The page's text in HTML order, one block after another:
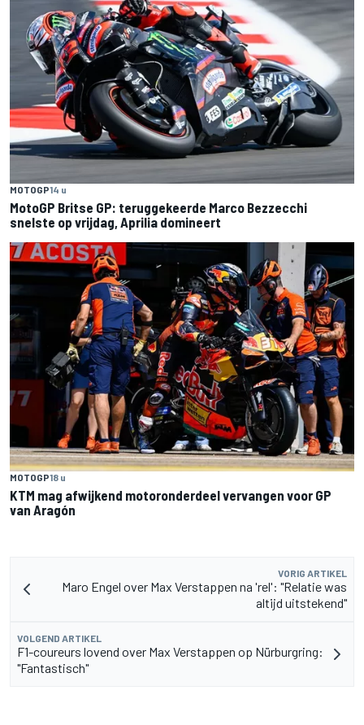
MOTOGP14 u
MotoGP Britse GP: teruggekeerde Marco Bezzecchi
snelste op vrijdag, Aprilia domineert
MOTOGP18 u
KTM mag afwijkend motoronderdeel vervangen voor GP
van Aragón
VORIG ARTIKEL
Maro Engel over Max Verstappen na 'rel': "Relatie was
altijd uitstekend"
VOLGEND ARTIKEL
F1-coureurs lovend over Max Verstappen op Nürburgring:
"Fantastisch"